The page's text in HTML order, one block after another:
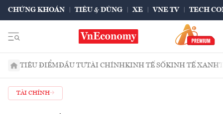
CHỨNG KHOÁN TIÊU & DÙNG XE VNE TV TECH
TIÊU ĐIỂMĐẦU TƯTÀI CHÍNHKINH TẾ SỐKINH TẾ XANH
TÀI CHÍNH